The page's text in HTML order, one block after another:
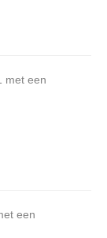
met een
een